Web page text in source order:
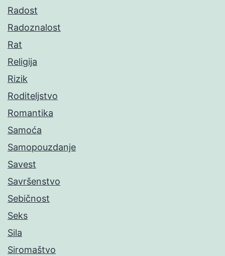
Radost
Radoznalost
Rat
Religija
Rizik
Roditeljstvo
Romantika
Samoća
Samopouzdanje
Savest
Savršenstvo
Sebičnost
Seks
Sila
Siromaštvo